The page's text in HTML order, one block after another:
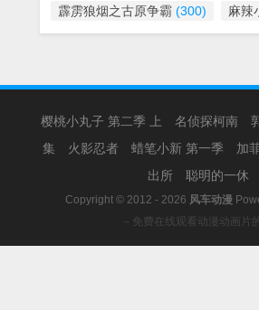
霹雳狼烟之古原争霸 (300) 麻辣
樱桃小丸子 第二季 上 名侦探柯南
集
火影忍者 蜡笔小新 第一季 加
出所
聪明的一休
Copyright © 2012 - 2026 风车动漫
－免费在线观看动漫动画片